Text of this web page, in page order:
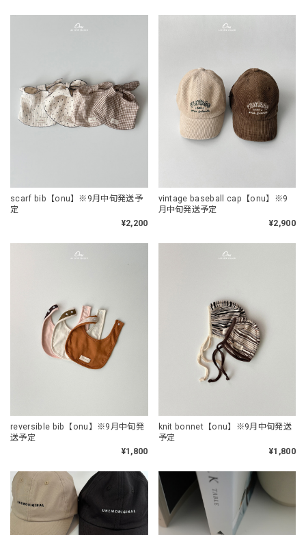
scarf bib【onu】※9月中旬発送予
定
¥2,200
vintage baseball cap【onu】※9
月中旬発送予定
¥2,900
reversible bib【onu】※9月中旬発
送予定
¥1,800
knit bonnet【onu】※9月中旬発送
予定
¥1,800